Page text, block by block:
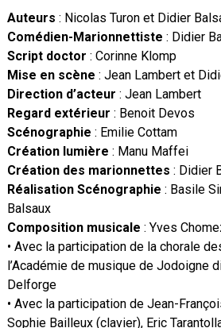
Auteurs : Nicolas Turon et Didier
Comédien-Marionnettiste : Didier
Script doctor : Corinne Klomp
Mise en scène : Jean Lambert et
Direction d’acteur : Jean Lambert
Regard extérieur : Benoit Devos
Scénographie : Emilie Cottam
Création lumière : Manu Maffei
Création des marionnettes : Didier
Réalisation Scénographie : Basile
Balsaux
Composition musicale : Yves
• Avec la participation de la chorale
l’Académie de musique de Jodoigne
Delforge
• Avec la participation de Jean-
Sophie Bailleux (clavier), Eric